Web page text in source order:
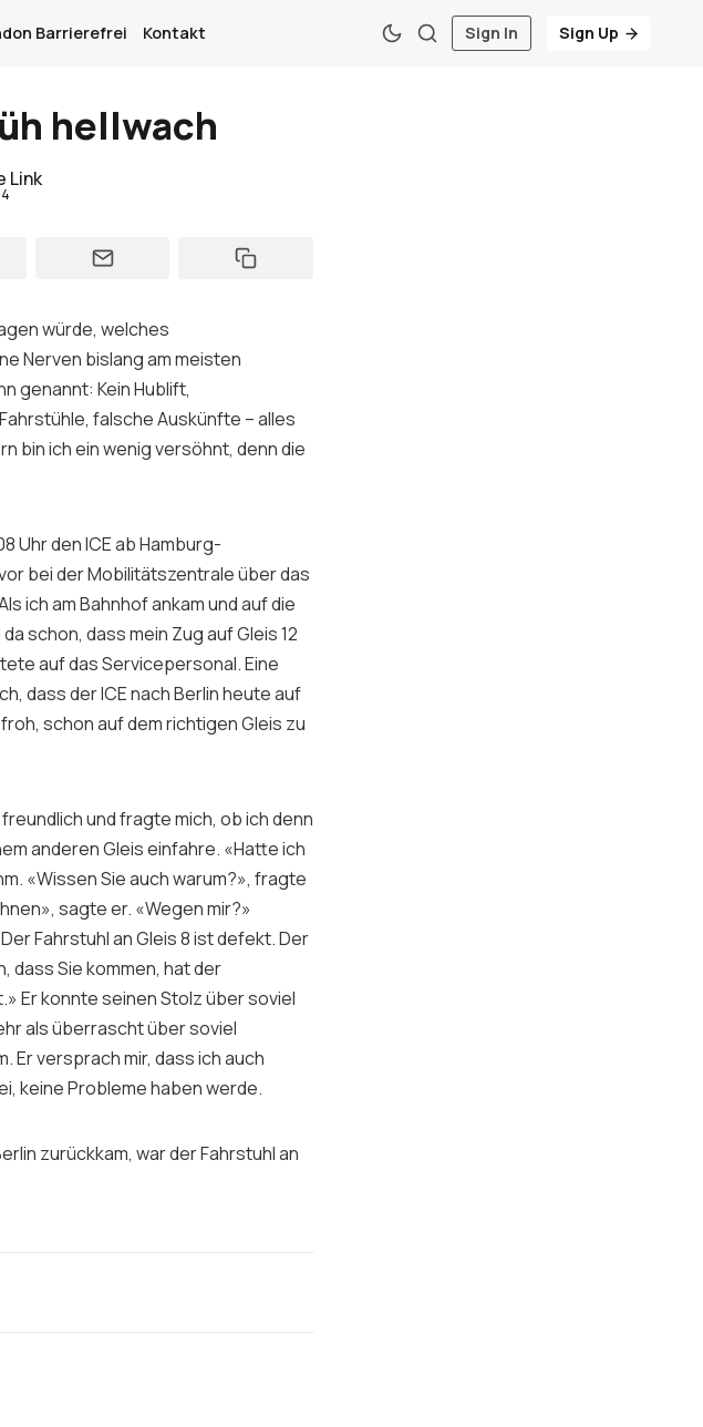
Barrierefrei Kontakt Sign In Sign Up
hellwach
Link
würde, welches
Nerven bislang am meisten
genannt: Kein Hublift,
falsche Auskünfte – alles
bin ich ein wenig versöhnt, denn die
Uhr den ICE ab Hamburg-
bei der Mobilitätszentrale über das
ich am Bahnhof ankam und auf die
schon, dass mein Zug auf Gleis 12
auf das Servicepersonal. Eine
dass der ICE nach Berlin heute auf
schon auf dem richtigen Gleis zu
und fragte mich, ob ich denn
anderen Gleis einfahre. «Hatte ich
«Wissen Sie auch warum?», fragte
sagte er. «Wegen mir?»
Fahrstuhl an Gleis 8 ist defekt. Der
dass Sie kommen, hat der
Er konnte seinen Stolz über soviel
als überrascht über soviel
Er versprach mir, dass ich auch
keine Probleme haben werde.
zurückkam, war der Fahrstuhl an